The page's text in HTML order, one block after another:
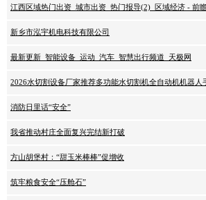
江西区域热门出资_城市出资_热门报导(2)_区域经济 - 前
新乡市泓宇机电科技有限公司
最新更新_智能设备_运动_汽车_智慧出行频道_天极网
2026水切割设备厂家推荐多功能水切割机全自动机机器人
消防日里话“安全”
我省推动村庄全面复兴完结新打破
方山胡堡村：“甜玉米棒棒”促增收
筑牢粮食安全“压舱石”